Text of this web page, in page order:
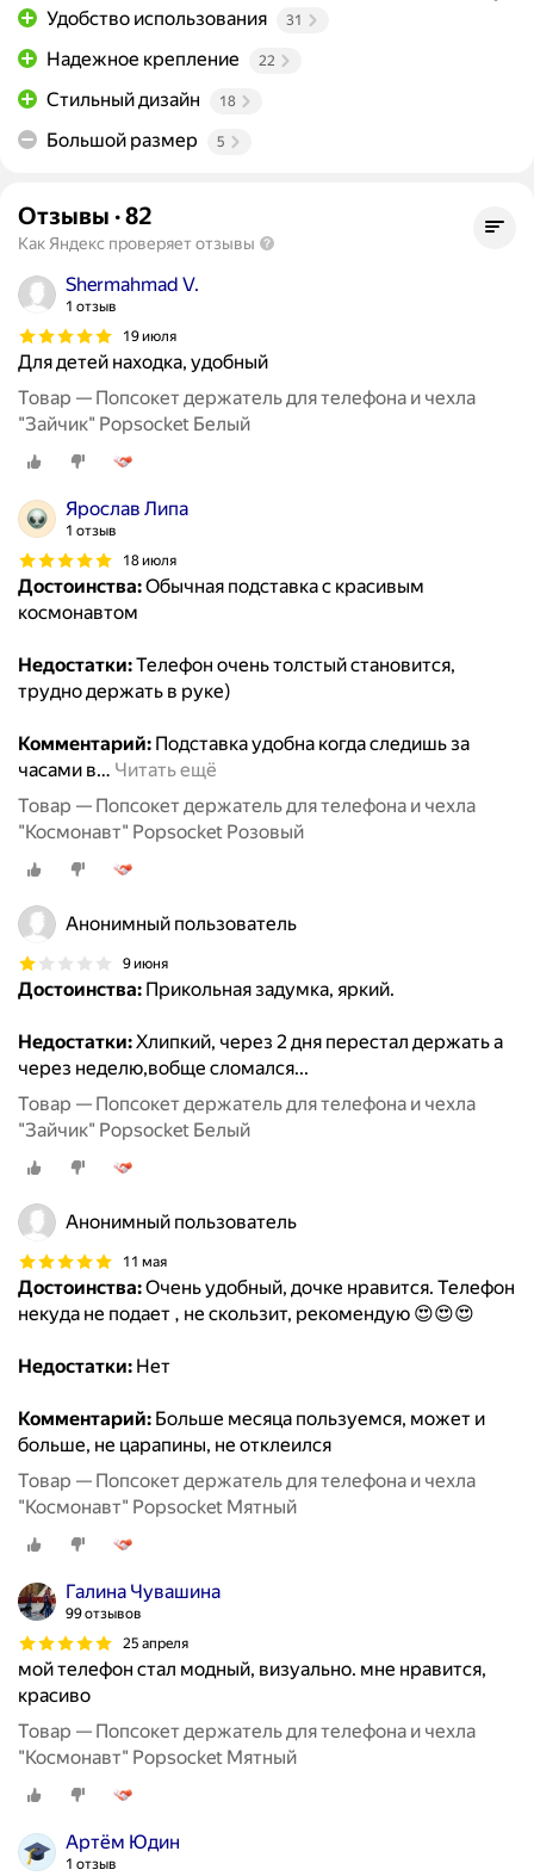
Удобство использования
31
Надежное крепление 22
Стильный дизайн 18
Большой размер 5
Отзывы ·82
Как Яндекс проверяет отзывы
Shermahmad V.
1 отзыв
19 июля
Для детей находка, удобный
Товар — Попсокет держатель для телефона и чехла
"Зайчик" Popsocket Белый
Ярослав Липа
1 отзыв
18 июля
Достоинства:Обычная подставка с красивым
космонавтом
Недостатки:Телефон очень толстый становится,
трудно держать в руке)
Комментарий: Подставка удобна когда следишь за
часами в… Читать ещё
Товар — Попсокет держатель для телефона и чехла
"Космонавт" Popsocket Розовый
Анонимный пользователь
9 июня
Достоинства: Прикольная задумка, яркий.
Недостатки:Хлипкий, через 2 дня перестал держать а
через неделю,вобще сломался...
Товар — Попсокет держатель для телефона и чехла
"Зайчик" Popsocket Белый
Анонимный пользователь
11 мая
Достоинства:Очень удобный, дочке нравится. Телефон
некуда не подает , не скользит, рекомендую 😍😍😍
Недостатки: Нет
Комментарий: Больше месяца пользуемся, может и
больше, не царапины, не отклеился
Товар — Попсокет держатель для телефона и чехла
"Космонавт" Popsocket Мятный
Галина Чувашина
99 отзывов
25 апреля
мой телефон стал модный, визуально. мне нравится,
красиво
Товар — Попсокет держатель для телефона и чехла
"Космонавт" Popsocket Мятный
Артём Юдин
1 отзыв